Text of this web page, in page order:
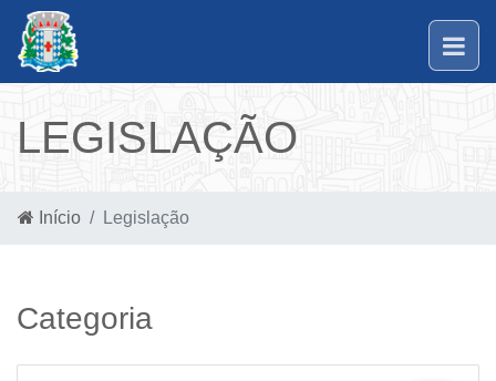
LEGISLAÇÃO
Início Legislação
Categoria